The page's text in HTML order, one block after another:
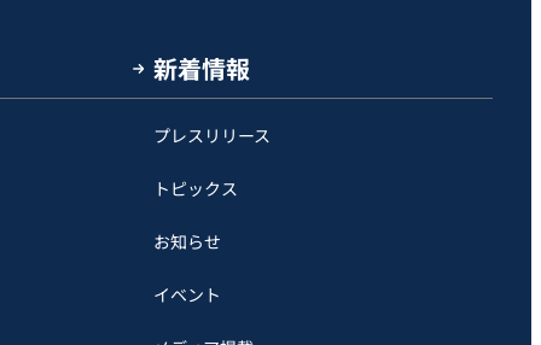
新着情報
プレスリリース
トピックス
お知らせ
イベント